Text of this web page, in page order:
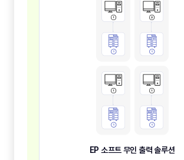
EP 소프트 무인 출력 솔루션